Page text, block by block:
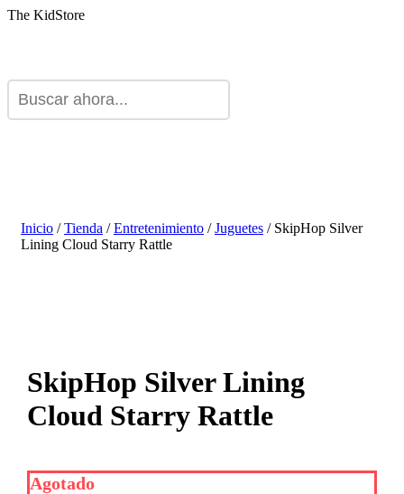
The KidStore
Inicio /Tienda /Entretenimiento /Juguetes / SkipHop Silver
Lining Cloud Starry Rattle
SkipHop Silver Lining
Cloud Starry Rattle
Agotado